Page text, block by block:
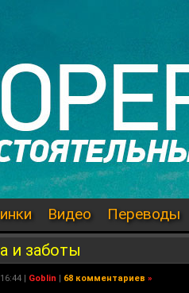
Видео Переводы
и заботы
| Goblin | 68 комментариев »